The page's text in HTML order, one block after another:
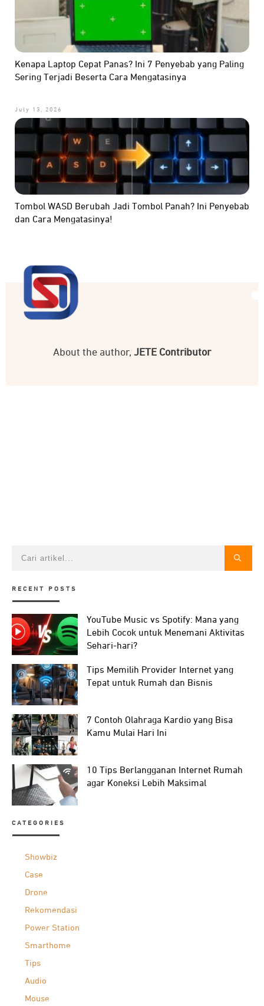
Kenapa Laptop Cepat Panas? Ini 7 Penyebab yang Paling
Sering Terjadi Beserta Cara Mengatasinya
July 13, 2026
Tombol WASD Berubah Jadi Tombol Panah? Ini Penyebab
dan Cara Mengatasinya!
About the author, JETE Contributor
RECENT POSTS
YouTube Music vs Spotify: Mana yang
Lebih Cocok untuk Menemani Aktivitas
Sehari-hari?
Tips Memilih Provider Internet yang
Tepat untuk Rumah dan Bisnis
7 Contoh Olahraga Kardio yang Bisa
Kamu Mulai Hari Ini
10 Tips Berlangganan Internet Rumah
agar Koneksi Lebih Maksimal
CATEGORIES
Showbiz
Case
Drone
Rekomendasi
Power Station
Smarthome
Tips
Audio
Mouse